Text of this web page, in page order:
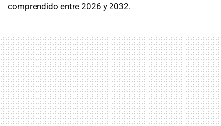
comprendido entre 2026 y 2032.